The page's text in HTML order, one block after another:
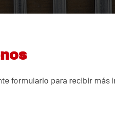
formulario para recibir más